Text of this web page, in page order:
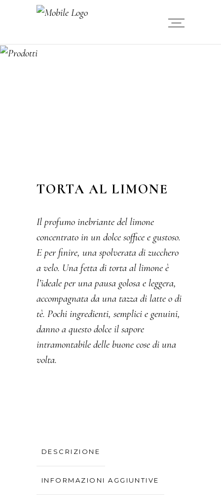
TORTA AL LIMONE
Il profumo inebriante del limone
concentrato in un dolce soffice e gustoso.
E per finire, una spolverata di zucchero
a velo. Una fetta di torta al limone è
l’ideale per una pausa golosa e leggera,
accompagnata da una tazza di latte o di
tè. Pochi ingredienti, semplici e genuini,
danno a questo dolce il sapore
intramontabile delle buone cose di una
volta.
DESCRIZIONE
INFORMAZIONI AGGIUNTIVE